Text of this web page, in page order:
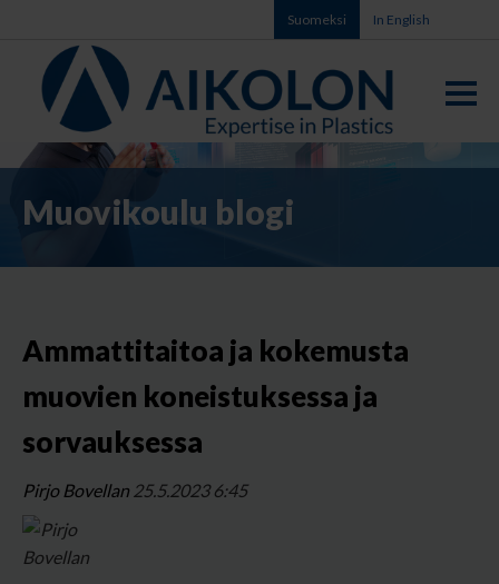
Suomeksi In English
Muovikoulu blogi
Ammattitaitoa ja kokemusta
muovien koneistuksessa ja
sorvauksessa
Pirjo Bovellan 25.5.2023 6:45